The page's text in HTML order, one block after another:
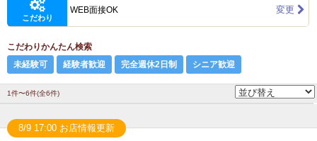
こだわり
WEB面接OK 変更
こだわりかんたん検索
未経験可
経験者歓迎 完全週休2日制 シニア歓迎
1件〜6件(全6件)
8/9 17:00 お店情報更新